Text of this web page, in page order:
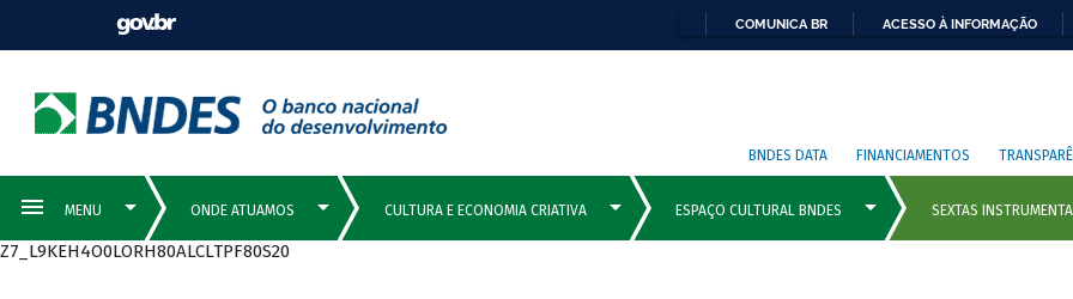
COMUNICA BR ACESSO À INFORMAÇÃO
BNDES DATA FINANCIAMENTOS
Z7_L9KEH4O0LORH80ALCLTPF80S20